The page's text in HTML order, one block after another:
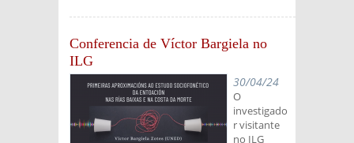
Conferencia de Víctor Bargiela no
ILG
30/04/24
O
investigado
r visitante
no ILG